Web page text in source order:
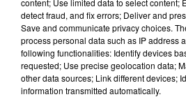
detect fraud, and fix errors; Deliver and
Save and communicate privacy choices.
process personal data such as IP address
following functionalities: Identify devices
requested; Use precise geolocation data;
other data sources; Link different devices;
information transmitted automatically.